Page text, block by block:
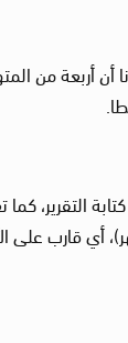
أربعة من
وقت كتابة التقرير،
أي قارب على